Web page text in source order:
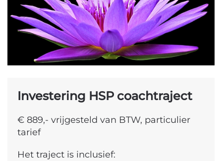
Investering HSP coachtraject
€ 889,- vrijgesteld van BTW, particulier
tarief
Het traject is inclusief: